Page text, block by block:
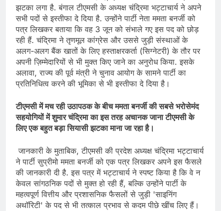
झटका लगा है. बंगाल टीएमसी के अध्यक्ष चंद्रिमा भट्टाचार्य ने अपने
सभी पदों से इस्तीफा दे दिया है. उन्होंने पार्टी नेता ममता बनर्जी को
पत्र लिखकर बताया कि वह 3 जून को संभाले गए इस पद को छोड़
रही हैं. चंद्रिमा ने तृणमूल कांग्रेस और उससे जुड़ी संस्थाओं के
अलग-अलग बैंक खातों के लिए हस्ताक्षरकर्ता (सिग्नेटरी) के तौर पर
अपनी ज़िम्मेदारियों से भी मुक्त किए जाने का अनुरोध किया. इसके
अलावा, राज्य की पूर्व मंत्री ने चुनाव आयोग के सामने पार्टी का
प्रतिनिधित्व करने की भूमिका से भी इस्तीफा दे दिया है।
टीएमसी में मच रही उठापठक के बीच ममता बनर्जी की सबसे भरोसेमंद
सहयोगियों में शुमार चंद्रिमा का इस तरह अचानक जाना टीएमसी के
लिए एक बहुत बड़ा सियासी झटका माना जा रहा है।
जानकारी के मुताबिक, टीएमसी की प्रदेश अध्यक्ष चंद्रिमा भट्टाचार्य
ने पार्टी सुप्रीमो ममता बनर्जी को एक पत्र लिखकर अपने इस फैसले
की जानकारी दी है. इस पत्र में भट्टाचार्य ने स्पष्ट किया है कि वे न
केवल सांगठनिक पदों से मुक्त हो रही हैं, बल्कि उन्होंने पार्टी के
महत्वपूर्ण वित्तीय और प्रशासनिक फैसलों से जुड़ी 'साइनिंग
अथॉरिटी' के पद से भी तत्काल प्रभाव से कदम पीछे खींच लिए हैं।